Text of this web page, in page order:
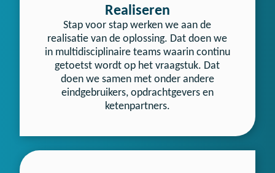
Realiseren
Stap voor stap werken we aan de
realisatie van de oplossing. Dat doen we
in multidisciplinaire teams waarin continu
getoetst wordt op het vraagstuk. Dat
doen we samen met onder andere
eindgebruikers, opdrachtgevers en
ketenpartners.